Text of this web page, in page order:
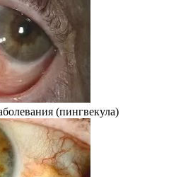
(пингвекула)